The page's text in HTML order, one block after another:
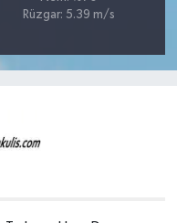
Rüzgar: 5.39 m/s